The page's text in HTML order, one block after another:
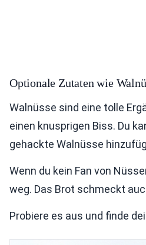
Optionale Zutaten wie
Walnüsse sind eine tolle
einen knusprigen Biss. Du
gehackte Walnüsse
Wenn du kein Fan von
weg. Das Brot schmeckt
Probiere es aus und finde